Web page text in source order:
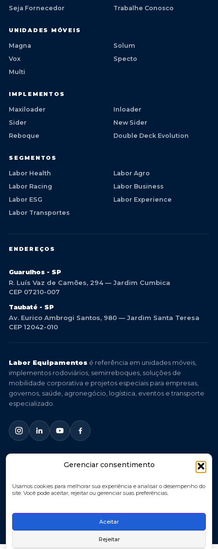
Gerenciar consentimento
Usamos cookies para melhorar sua experiência e analisar o desempenho do
site. Você pode aceitar, rejeitar ou gerenciar suas preferências.
Aceitar
Rejeitar
Seja Fornecedor
Trabalhe Conosco
UNIDADES MÓVEIS
Magna
Solum
Vox
Specto
Multi
IMPLEMENTOS
Maxiloader
Inloader
Sider
New Sider
Reboque
Double Deck Evolution
SEGMENTOS
Labor Health
Labor Agro
Labor Racing
Labor Business
Labor ESG
Labor Experience
Labor Transportes
ENDEREÇOS
Guarulhos - SP
R. Luís Vaz de Camões, 294 — Jardim Cumbica
CEP 07210-007
Taubaté - SP
Av. Eurico Ambrogi Santos, 980 — Jardim Santa Teresa
CEP 12042-010
Labor Equipamentos é referência em unidades móveis,
implementos rodoviários, semirreboques, soluções de
mobilidade corporativa e projetos especiais para empresas,
governos, saúde, agronegócio, logística, eventos e transporte
especializado.
© 2026 Labor Equipamentos. Todos os direitos reservados.
Termos de Uso